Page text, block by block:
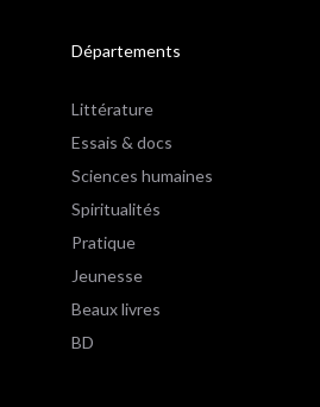
Départements
Littérature
Essais & docs
Sciences humaines
Spiritualités
Pratique
Jeunesse
Beaux livres
BD